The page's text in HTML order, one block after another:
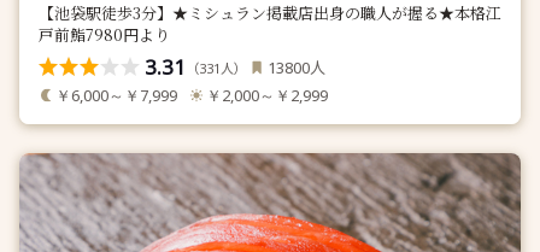
【池袋駅徒歩3分】★ミシュラン掲載店出身の職人が握る★本格江
戸前鮨7980円より
3.31 （331 人） 13800人
￥6,000～￥7,999 ￥2,000～￥2,999